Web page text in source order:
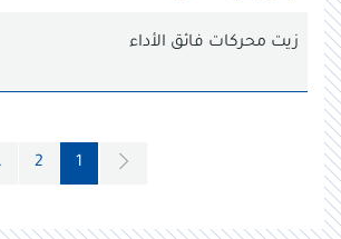
زيت محركات فائق الأداء
1
2